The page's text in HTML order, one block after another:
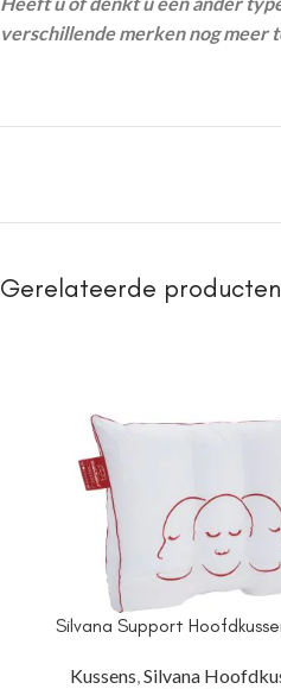
verschillende merken nog meer
Gerelateerde producten
Silvana Support
Kussens,Silvana